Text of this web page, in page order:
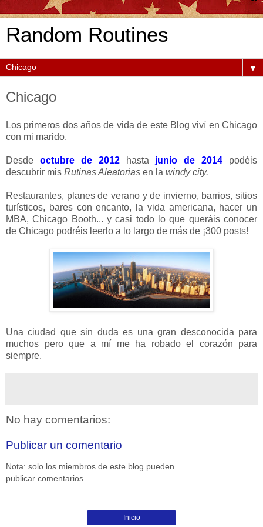
Random Routines
▼
Chicago
Los primeros dos años de vida de este Blog viví en Chicago
con mi marido.
Desde octubre de 2012hasta junio de 2014 podéis
descubrir mis Rutinas Aleatorias en la windy city.
Restaurantes, planes de verano y de invierno, barrios, sitios
turísticos, bares con encanto, la vida americana, hacer un
MBA, Chicago Booth... y casi todo lo que queráis conocer
de Chicago podréis leerlo a lo largo de más de ¡300 posts!
Una ciudad que sin duda es una gran desconocida para
muchos pero que a mí me ha robado el corazón para
siempre.
No hay comentarios:
Publicar un comentario
Nota: solo los miembros de este blog pueden
publicar comentarios.
Inicio